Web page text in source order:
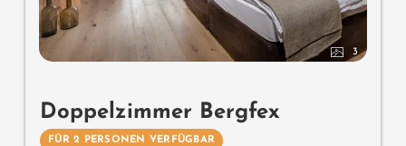
3
Doppelzimmer Bergfex
FÜR 2 PERSONEN VERFÜGBAR